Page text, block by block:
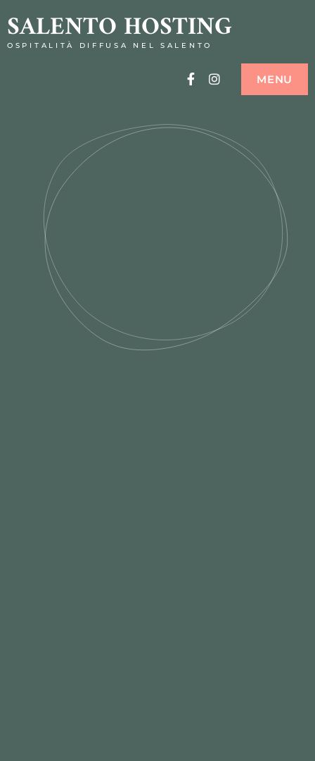
SALENTO HOSTING
OSPITALITÀ DIFFUSA NEL SALENTO
FacebookInstagram
MENU